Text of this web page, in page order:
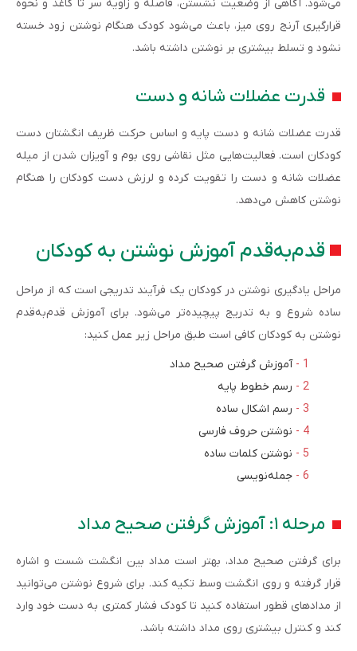
می‌شود. آگاهی از وضعیت نشستن، فاصله و زاویه سر تا کاغذ و نحوه
قرارگیری آرنج روی میز، باعث می‌شود کودک هنگام نوشتن زود خسته
نشود و تسلط بیشتری بر نوشتن داشته باشد.
قدرت عضلات شانه و دست
قدرت عضلات شانه و دست پایه و اساس حرکت ظریف انگشتان دست
کودکان است. فعالیت‌هایی مثل نقاشی روی بوم و آویزان شدن از میله‌
عضلات شانه و دست را تقویت کرده و لرزش دست کودکان را هنگام
نوشتن کاهش می‌دهد.
قدم‌به‌قدم آموزش نوشتن به کودکان
مراحل یادگیری نوشتن در کودکان یک فرآیند تدریجی است که از مراحل
ساده شروع و به تدریج پیچیده‌تر می‌شود. برای آموزش قدم‌به‌قدم
نوشتن به کودکان کافی است طبق مراحل زیر عمل کنید:
آموزش گرفتن صحیح مداد
رسم خطوط پایه
رسم اشکال ساده
نوشتن حروف فارسی
نوشتن کلمات ساده
جمله‌نویسی
مرحله ۱: آموزش گرفتن صحیح مداد
برای گرفتن صحیح مداد، بهتر است مداد بین انگشت شست و اشاره
قرار گرفته و روی انگشت وسط تکیه کند. برای شروع نوشتن می‌توانید
از مدادهای قطور استفاده کنید تا کودک فشار کمتری به دست خود وارد
کند و کنترل بیشتری روی مداد داشته باشد.